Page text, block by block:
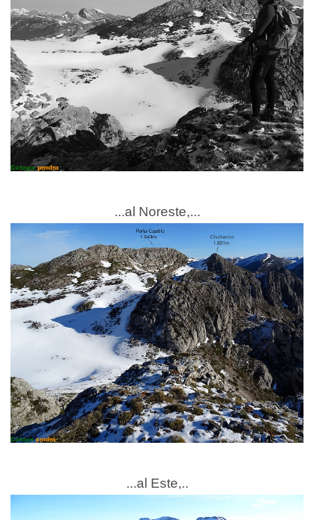
...al Noreste,...
...al Este,..